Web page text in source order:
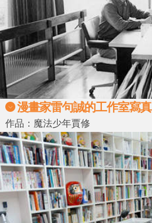
漫畫家雷句誠的工作室寫真
作品：魔法少年賈修